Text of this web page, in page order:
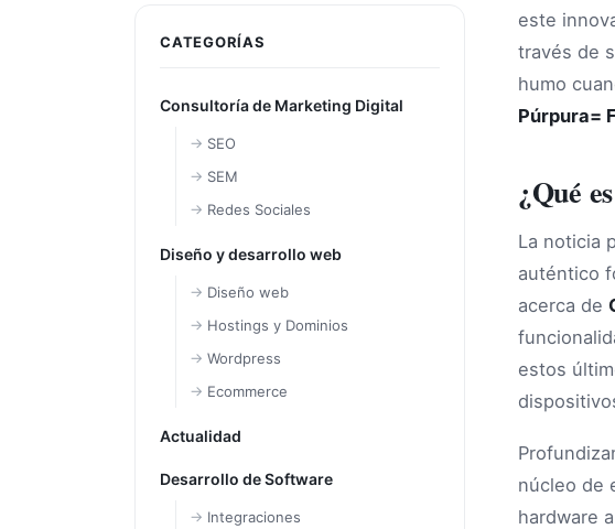
CATEGORÍAS
Consultoría de Marketing Digital
SEO
SEM
Redes Sociales
Diseño y desarrollo web
Diseño web
Hostings y Dominios
Wordpress
Ecommerce
Actualidad
Desarrollo de Software
Integraciones
este
través de
humo
Púrpura=
¿Qué
La noticia
auténtico
acerca de
estos
núcleo de
hardware